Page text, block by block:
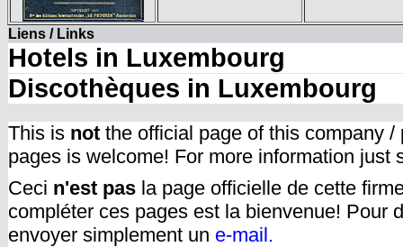
Liens / Links
Hotels in Luxembourg
Discothèques in Luxembourg
This is not the official page of this company
pages is welcome! For more information just
Ceci n'est pas la page officielle de cette
compléter ces pages est la bienvenue! Pour
envoyer simplement un e-mail.